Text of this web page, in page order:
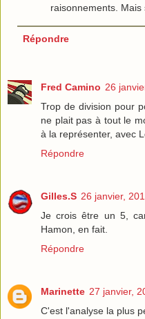
raisonnements. Mais
Répondre
Fred Camino 26
Trop de division pour
ne plait pas à tout le
à la représenter, avec
Répondre
Gilles.S 26 janvier,
Je crois être un 5,
Hamon, en fait.
Répondre
Marinette 27 janvier,
C'est l'analyse la plus